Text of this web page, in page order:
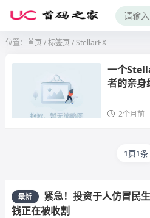
位置： 首页 /标签页 / StellarEX
一个
者的亲
2个月前
1页1条
最新
紧急！投资于人仿冒民
钱正在被收割